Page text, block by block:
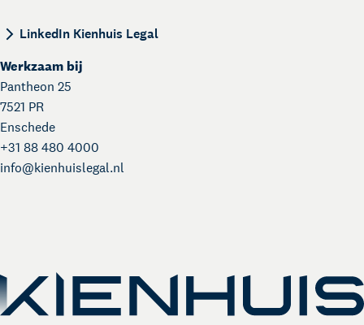
Uw legal business partner
German desk
LinkedIn Kienhuis Legal
Werkzaam bij
Pantheon 25
7521 PR
Enschede
+31 88 480 4000
info@kienhuislegal.nl